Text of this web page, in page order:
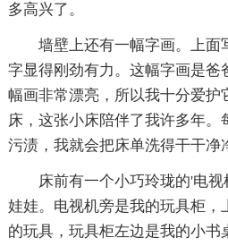
多高兴了。
墙壁上还有一幅字画。上面
字显得刚劲有力。这幅字画是爸
幅画非常漂亮，所以我十分爱护
床，这张小床陪伴了我许多年
污渍，我就会把床单洗得干干净
床前有一个小巧玲珑的'电
娃娃。电视机旁是我的玩具柜，
的玩具，玩具柜左边是我的小书